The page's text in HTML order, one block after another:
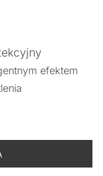
efektem
Color Adapting